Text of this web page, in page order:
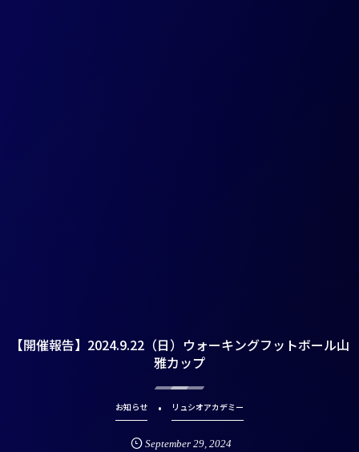
【開催報告】2024.9.22（日）ウォーキングフットボール山
雅カップ
お知らせ リュシオアカデミー
September 29, 2024